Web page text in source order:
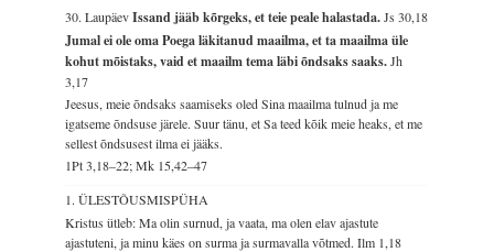
30. LaupäevIssand jääb kõrgeks, et teie peale halastada.Js 30,18
Jumal ei ole oma Poega läkitanud maailma, et ta maailma üle
kohut mõistaks, vaid et maailm tema läbi õndsaks saaks.Jh
3,17
Jeesus, meie õndsaks saamiseks oled Sina maailma tulnud ja me
igatseme õndsuse järele. Suur tänu, et Sa teed kõik meie heaks, et me
sellest õndsusest ilma ei jääks.
1Pt 3,18–22; Mk 15,42–47
1. ÜLESTÕUSMISPÜHA
Kristus ütleb: Ma olin surnud, ja vaata, ma olen elav ajastute
ajastuteni, ja minu käes on surma ja surmavalla võtmed.Ilm 1,18